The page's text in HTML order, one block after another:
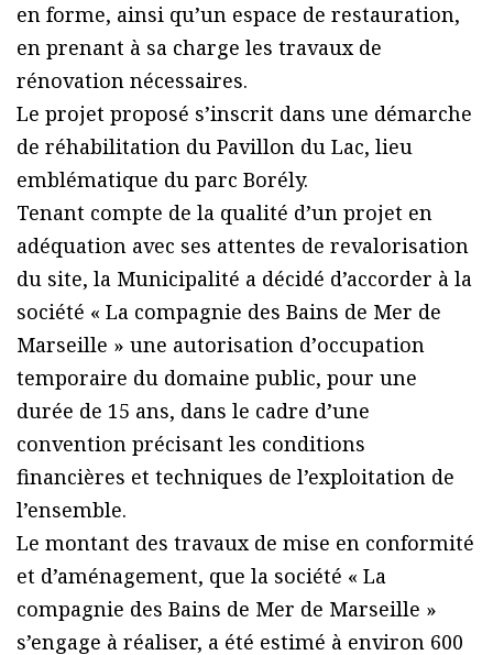
en forme, ainsi qu’un espace de restauration,
en prenant à sa charge les travaux de
rénovation nécessaires.
Le projet proposé s’inscrit dans une démarche
de réhabilitation du Pavillon du Lac, lieu
emblématique du parc Borély.
Tenant compte de la qualité d’un projet en
adéquation avec ses attentes de revalorisation
du site, la Municipalité a décidé d’accorder à la
société « La compagnie des Bains de Mer de
Marseille » une autorisation dʼoccupation
temporaire du domaine public, pour une
durée de 15 ans, dans le cadre d’une
convention précisant les conditions
financières et techniques de l’exploitation de
l’ensemble.
Le montant des travaux de mise en conformité
et d’aménagement, que la société « La
compagnie des Bains de Mer de Marseille »
s’engage à réaliser, a été estimé à environ 600